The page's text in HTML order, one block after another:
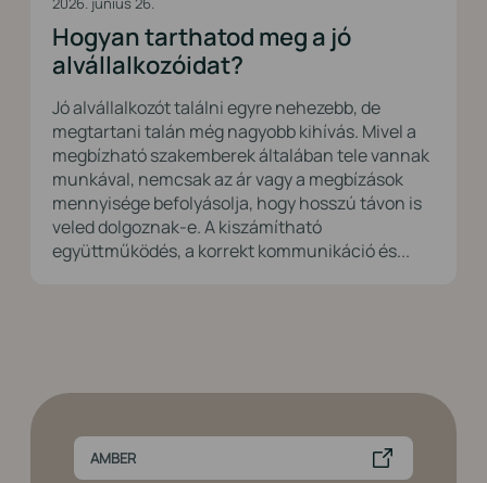
Hogyan tarthatod meg a jó
alvállalkozóidat?
Jó alvállalkozót találni egyre nehezebb, de
megtartani talán még nagyobb kihívás. Mivel a
megbízható szakemberek általában tele vannak
munkával, nemcsak az ár vagy a megbízások
mennyisége befolyásolja, hogy hosszú távon is
veled dolgoznak-e. A kiszámítható
együttműködés, a korrekt kommunikáció és...
AMBER